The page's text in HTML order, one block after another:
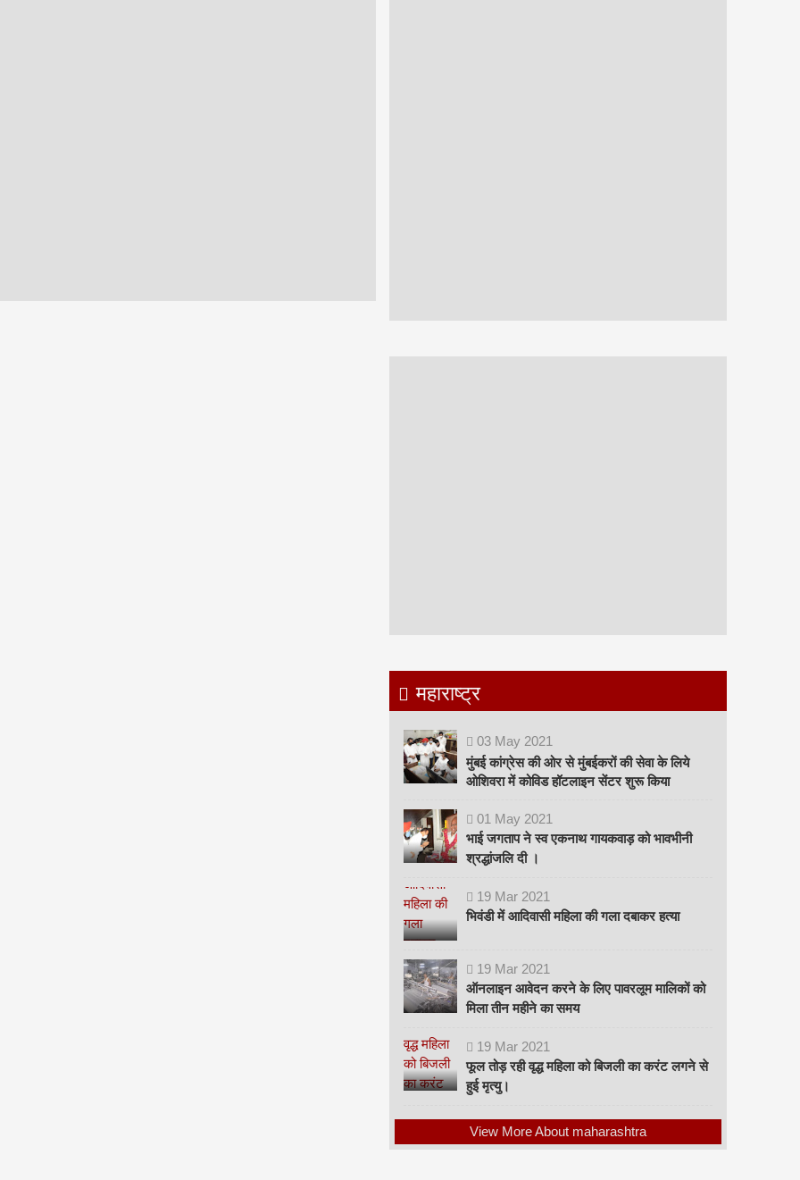
महाराष्ट्र
03 May 2021
मुंबई कांग्रेस की ओर से मुंबईकरों की सेवा के लिये
ओशिवरा में कोविड हॉटलाइन सेंटर शुरू किया
01 May 2021
भाई जगताप ने स्व एकनाथ गायकवाड़ को भावभीनी
श्रद्धांजलि दी ।
19 Mar 2021
भिवंडी में आदिवासी महिला की गला दबाकर हत्या
19 Mar 2021
ऑनलाइन आवेदन करने के लिए पावरलूम मालिकों को
मिला तीन महीने का समय
19 Mar 2021
फूल तोड़ रही वृद्ध महिला को बिजली का करंट लगने से
हुई मृत्यु।
View More About maharashtra